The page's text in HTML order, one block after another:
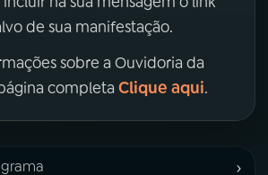
de sua manifestação.
sobre a Ouvidoria da
completa Clique aqui.
›